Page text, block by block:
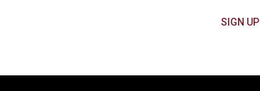
SIGN UP